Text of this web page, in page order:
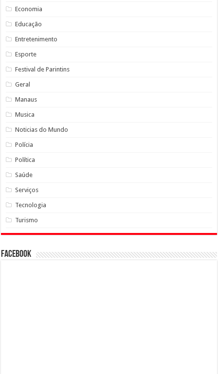
Economia
Educação
Entretenimento
Esporte
Festival de Parintins
Geral
Manaus
Musica
Noticias do Mundo
Polícia
Política
Saúde
Serviços
Tecnologia
Turismo
Facebook